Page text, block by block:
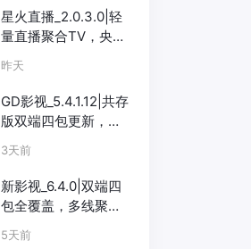
星火直播_2.0.3.0|轻
量直播聚合TV，央视
卫视全覆盖
昨天
GD影视_5.4.1.12|共存
版双端四包更新，
TV+手机互不干扰
3天前
新影视_6.4.0|双端四
包全覆盖，多线聚合
TV+手机
5天前